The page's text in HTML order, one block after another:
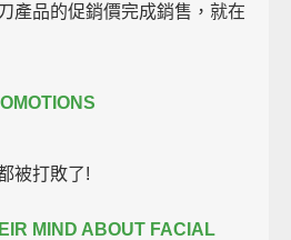
產品的促銷價完成銷售，就在
被打敗了!
MIND ABOUT FACIAL